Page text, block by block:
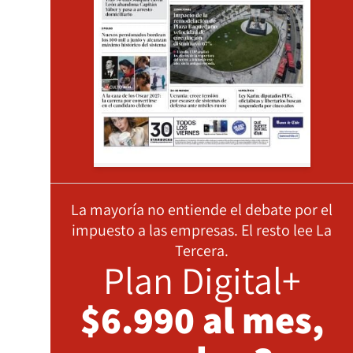
La mayoría no entiende el debate por el
impuesto a las empresas. El resto lee La
Tercera.
Plan Digital+
$6.990 al mes,